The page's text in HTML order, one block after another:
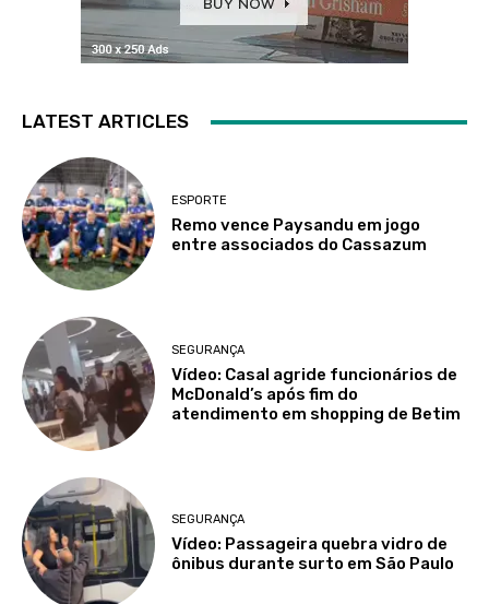
LATEST ARTICLES
ESPORTE
Remo vence Paysandu em jogo
entre associados do Cassazum
SEGURANÇA
Vídeo: Casal agride funcionários de
McDonald’s após fim do
atendimento em shopping de Betim
SEGURANÇA
Vídeo: Passageira quebra vidro de
ônibus durante surto em São Paulo